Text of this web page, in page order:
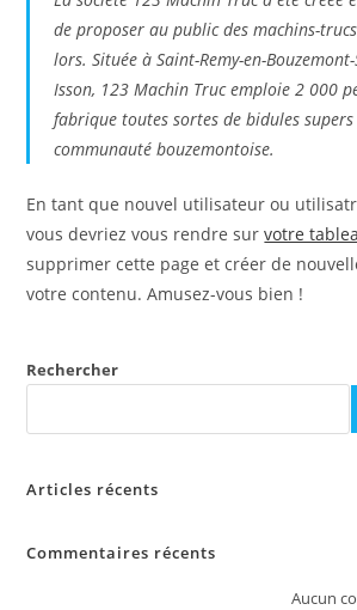
de proposer au public des machins-
lors. Située à Saint-Remy-en-
Isson, 123 Machin Truc emploie 2 000
fabrique toutes sortes de bidules
communauté bouzemontoise.
En tant que nouvel utilisateur ou
vous devriez vous rendre survotre
supprimer cette page et créer de
votre contenu. Amusez-vous bien !
Rechercher
Articles récents
Commentaires récents
Aucun